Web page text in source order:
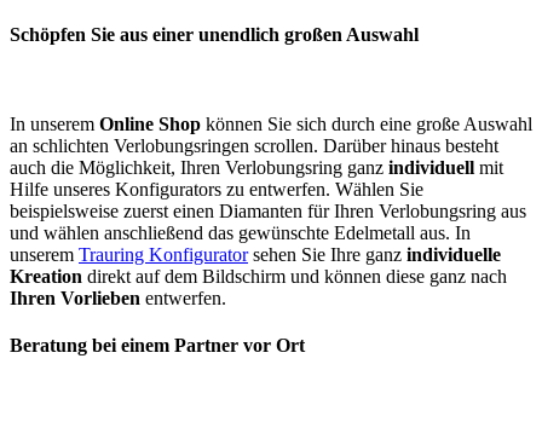
Schöpfen Sie aus einer unendlich großen Auswahl
In unserem Online Shop können Sie sich durch eine große Auswahl
an schlichten Verlobungsringen scrollen. Darüber hinaus besteht
auch die Möglichkeit, Ihren Verlobungsring ganz individuell mit
Hilfe unseres Konfigurators zu entwerfen. Wählen Sie
beispielsweise zuerst einen Diamanten für Ihren Verlobungsring aus
und wählen anschließend das gewünschte Edelmetall aus. In
unserem Trauring Konfiguratorsehen Sie Ihre ganz individuelle
Kreation direkt auf dem Bildschirm und können diese ganz nach
Ihren Vorlieben entwerfen.
Beratung bei einem Partner vor Ort